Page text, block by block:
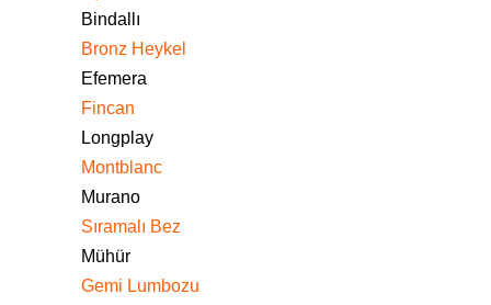
Bindallı
Bronz Heykel
Efemera
Fincan
Longplay
Montblanc
Murano
Sıramalı Bez
Mühür
Gemi Lumbozu